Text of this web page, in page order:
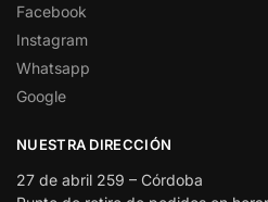
Facebook
Instagram
Whatsapp
Google
NUESTRA DIRECCIÓN
27 de abril 259 – Córdoba